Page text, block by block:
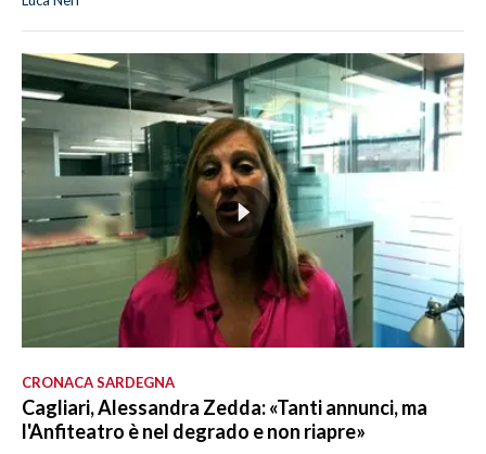
CRONACA SARDEGNA
Cagliari, Alessandra Zedda: «Tanti annunci, ma
l'Anfiteatro è nel degrado e non riapre»